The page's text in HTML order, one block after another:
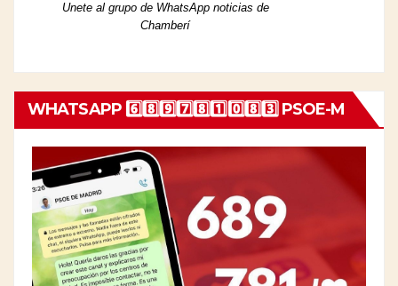
Unete al grupo de WhatsApp noticias de
Chamberí
WHATSAPP 6️⃣8️⃣9️⃣7️⃣8️⃣1️⃣0️⃣8️⃣3️⃣ PSOE-M